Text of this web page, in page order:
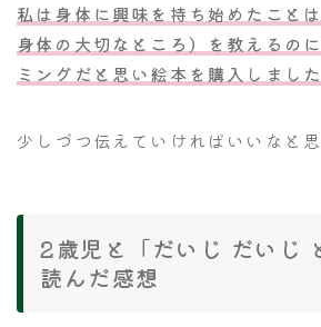
私は身体に興味を持ち始めたこと
身体の大切なところ）を教えるの
ミングだと思い絵本を購入しました
少しづつ伝えていければいいなと思
2歳児と「だいじ だいじ
読んだ感想